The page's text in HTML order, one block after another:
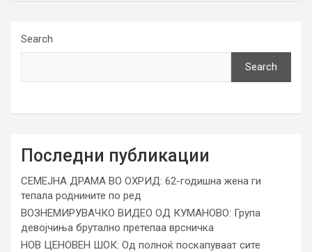
Search
Search
Последни публикации
СЕМЕЈНА ДРАМА ВО ОХРИД: 62-годишна жена ги
тепала роднините по ред
ВОЗНЕМИРУВАЧКО ВИДЕО ОД КУМАНОВО: Група
девојчиња брутално претепаа врсничка
НОВ ЦЕНОВЕН ШОК: Од полноќ поскапуваат сите